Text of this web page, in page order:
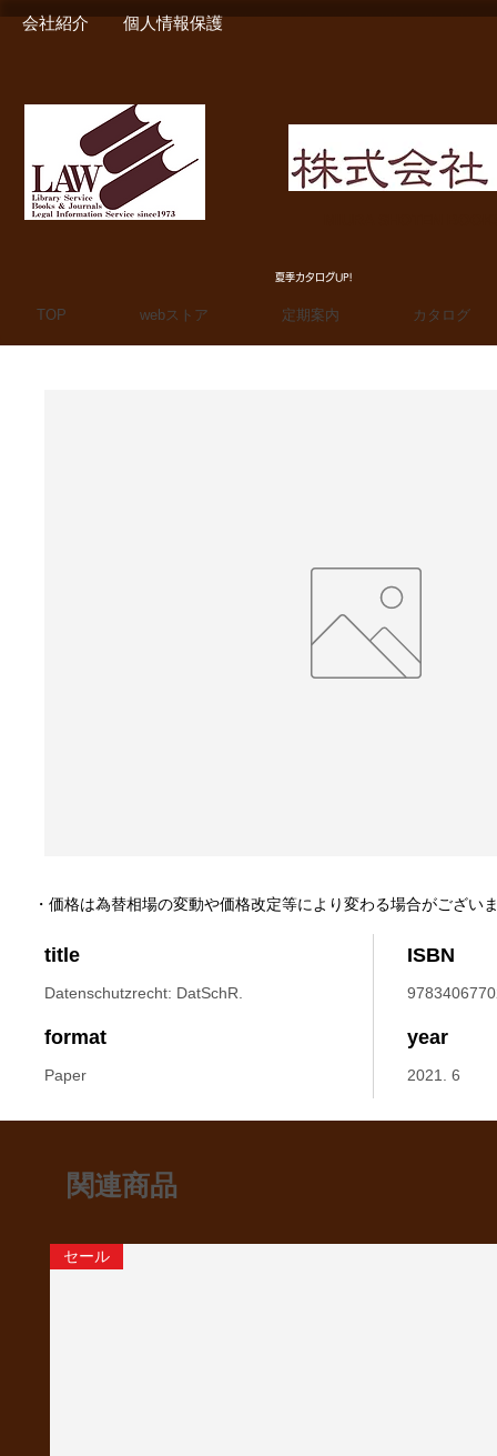
会社紹介 個人情報保護
夏季カタログUP!
TOP webストア 定期案内 カタログ
title
Datenschutzrecht: DatSchR.
ISBN
format
Paper
year
2021. 6
・価格は為替相場の変動や価格改定等により変わる場合がござい
関連商品
セール